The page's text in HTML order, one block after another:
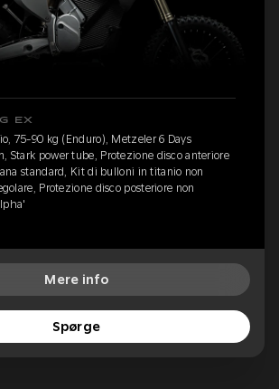
EX
75-90 kg (Enduro), Metzeler 6 Days
Stark power tube, Protezione disco anteriore
standard, Kit di bulloni in titanio non
Protezione disco posteriore non
Mere info
Spørge